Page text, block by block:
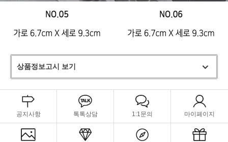
상품정보고시 보기
공지사항 톡톡상담 1:1문의 마이페이지